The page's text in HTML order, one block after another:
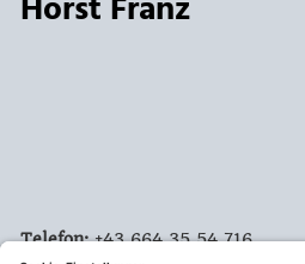
Telefon:+43 664 35 54 716